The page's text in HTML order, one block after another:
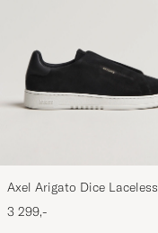
Axel Arigato Dice Laceless
Suede Sneaker Black
3 299,-